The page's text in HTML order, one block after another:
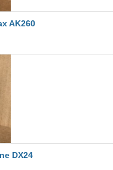
AK260
DX24